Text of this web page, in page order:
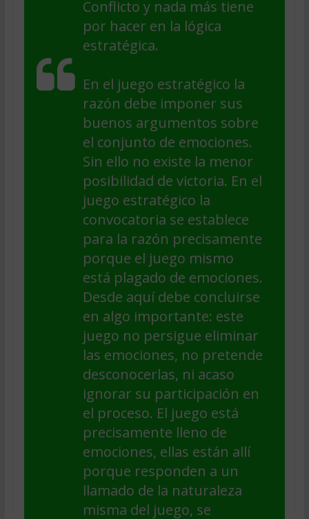
Conflicto y nada más tiene
por hacer en la lógica
estratégica.
En el juego estratégico la
razón debe imponer sus
buenos argumentos sobre
el conjunto de emociones.
Sin ello no existe la menor
posibilidad de victoria. En el
juego estratégico la
convocatoria se establece
para la razón precisamente
porque el juego mismo
está plagado de emociones.
Desde aquí debe concluirse
en algo importante: este
juego no persigue eliminar
las emociones, no pretende
desconocerlas, ni acaso
ignorar su participación en
el proceso. El juego está
precisamente lleno de
emociones, ellas están allí
porque responden a un
llamado de la naturaleza
misma del juego, se